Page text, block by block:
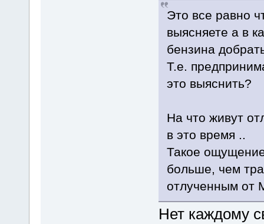
Это все равно
выясняете а в
бензина
Т.е.
это выяснить?
На что живут
в это время ..
Такое
больше, чем
отлученным от
Нет каждому